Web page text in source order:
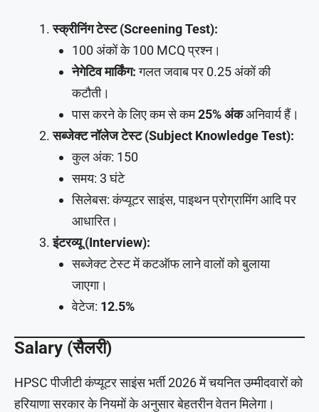
स्क्रीनिंग टेस्ट (Screening Test):
100 अंकों के 100 MCQ प्रश्न।
नेगेटिव मार्किंग:गलत जवाब पर 0.25 अंकों की
कटौती।
पास करने के लिए कम से कम25% अंकअनिवार्य हैं।
सब्जेक्ट नॉलेज टेस्ट (Subject Knowledge Test):
कुल अंक: 150
समय: 3 घंटे
सिलेबस: कंप्यूटर साइंस, पाइथन प्रोग्रामिंग आदि पर
आधारित।
इंटरव्यू (Interview):
सब्जेक्ट टेस्ट में कटऑफ लाने वालों को बुलाया
जाएगा।
वेटेज: 12.5%
Salary (सैलरी)
HPSC पीजीटी कंप्यूटर साइंस भर्ती 2026 में चयनित उम्मीदवारों को
हरियाणा सरकार के नियमों के अनुसार बेहतरीन वेतन मिलेगा।